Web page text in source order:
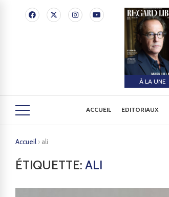
À LA UNE
ACCUEIL EDITORIAUX
Accueil › ali
ÉTIQUETTE: ALI